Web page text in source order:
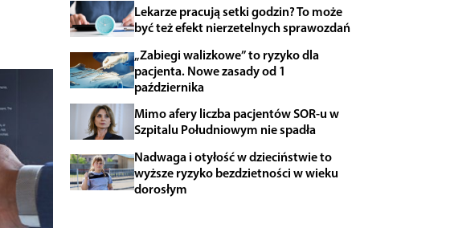
Lekarze pracują setki godzin? To może
być też efekt nierzetelnych sprawozdań
„Zabiegi walizkowe” to ryzyko dla
pacjenta. Nowe zasady od 1
października
Mimo afery liczba pacjentów SOR-u w
Szpitalu Południowym nie spadła
Nadwaga i otyłość w dzieciństwie to
wyższe ryzyko bezdzietności w wieku
dorosłym